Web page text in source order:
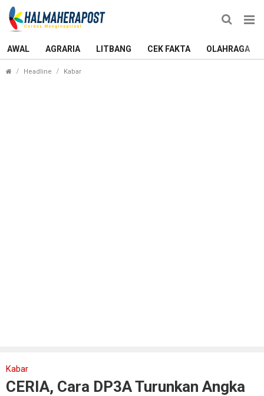
AWAL AGRARIA LITBANG CEK FAKTA OLAHRAGA
Headline Kabar
Kabar
CERIA, Cara DP3A Turunkan Angka